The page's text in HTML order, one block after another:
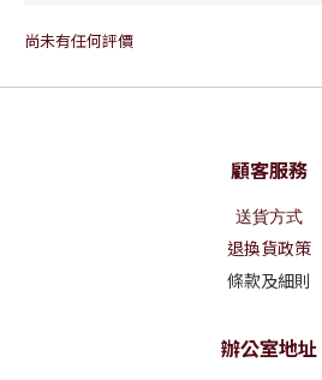
尚未有任何評價
顧客服務
送貨方式
退換貨政策
條款及細則
辦公室地址